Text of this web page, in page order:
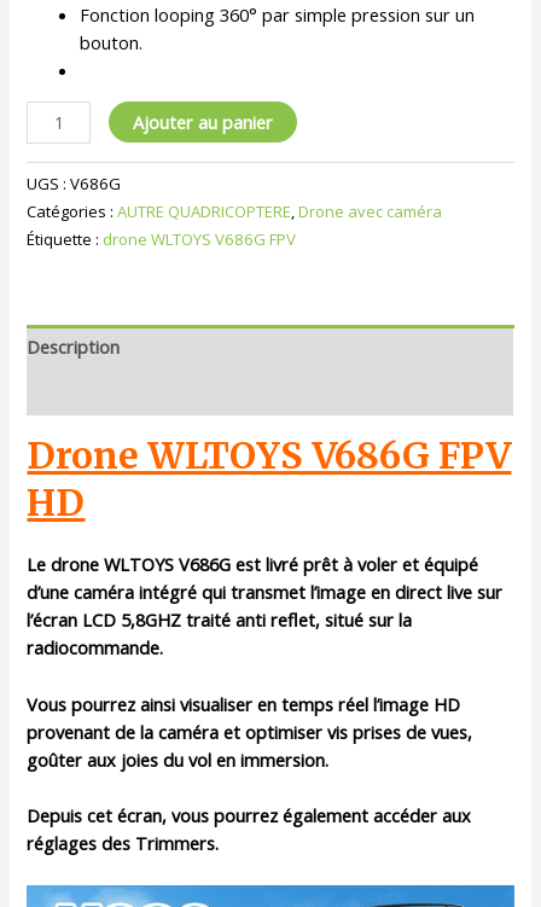
Fonction looping 360° par simple pression sur un
bouton.
Ajouter au panier
UGS :V686G
Catégories :AUTRE QUADRICOPTERE,Drone avec caméra
Étiquette : drone WLTOYS V686G FPV
Description
Drone WLTOYS V686G FPV
HD
Le drone WLTOYS V686G est livré prêt à voler et équipé
d’une caméra intégré qui transmet l’image en direct live sur
l’écran LCD 5,8GHZ traité anti reflet, situé sur la
radiocommande.
Vous pourrez ainsi visualiser en temps réel l’image HD
provenant de la caméra et optimiser vis prises de vues,
goûter aux joies du vol en immersion.
Depuis cet écran, vous pourrez également accéder aux
réglages des Trimmers.